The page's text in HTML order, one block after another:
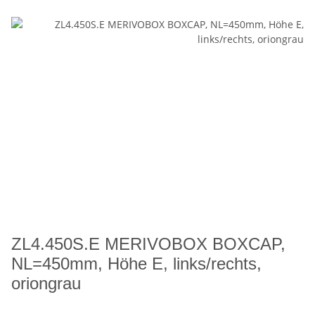
ZL4.450S.E MERIVOBOX BOXCAP,
NL=450mm, Höhe E, links/rechts,
oriongrau